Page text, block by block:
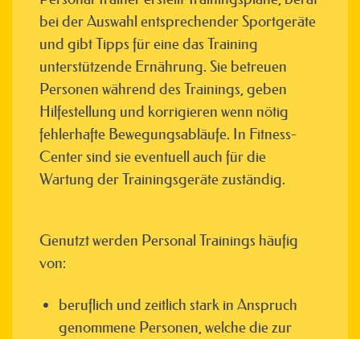
bei der Auswahl entsprechender Sportgeräte
und gibt Tipps für eine das Training
unterstützende Ernährung. Sie betreuen
Personen während des Trainings, geben
Hilfestellung und korrigieren wenn nötig
fehlerhafte Bewegungsabläufe. In Fitness-
Center sind sie eventuell auch für die
Wartung der Trainingsgeräte zuständig.
Genutzt werden Personal Trainings häufig
von:
beruflich und zeitlich stark in Anspruch
genommene Personen, welche die zur